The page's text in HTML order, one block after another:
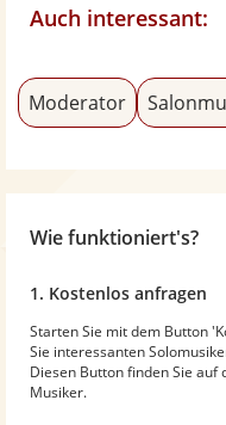
Auch interessant:
Moderator
Wie funktioniert's?
1. Kostenlos anfragen
Starten Sie mit dem Button
Sie interessanten
Diesen Button finden Sie
Musiker.